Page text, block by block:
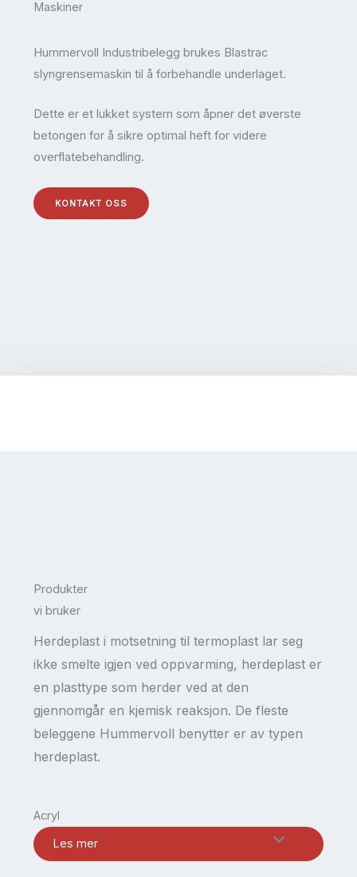
Maskiner
Hummervoll Industribelegg brukes Blastrac
slyngrensemaskin til å forbehandle underlaget.
Dette er et lukket system som åpner det øverste
betongen for å sikre optimal heft for videre
overflatebehandling.
KONTAKT OSS
Produkter
vi bruker
Herdeplast i motsetning til termoplast lar seg
ikke smelte igjen ved oppvarming, herdeplast er
en plasttype som herder ved at den
gjennomgår en kjemisk reaksjon. De fleste
beleggene Hummervoll benytter er av typen
herdeplast.
Acryl
Les mer